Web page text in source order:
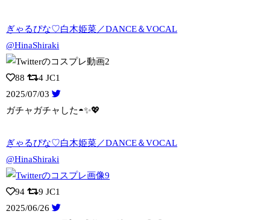
ぎゃるぴな♡白木姫菜／DANCE＆VOCAL
@HinaShiraki
88 4 JC1
2025/07/03
ガチャガチャした◓✨️💖
ぎゃるぴな♡白木姫菜／DANCE＆VOCAL
@HinaShiraki
94 9 JC1
2025/06/26